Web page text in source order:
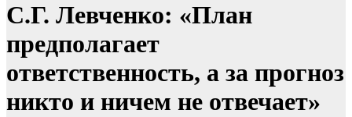
С.Г. Левченко: «План
предполагает
ответственность, а за прогноз
никто и ничем не отвечает»